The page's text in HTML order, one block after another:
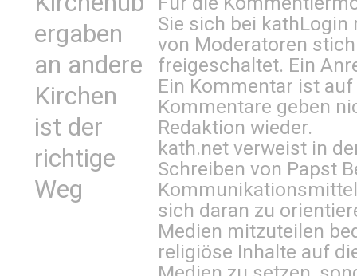
ergaben
an andere
Kirchen
ist der
richtige
Weg
Sie sich bei kathLogin
von Moderatoren
freigeschaltet. Ein
Ein Kommentar ist
Kommentare geben
Redaktion wieder.
kath.net verweist in
Schreiben von Papst
sich daran zu
Medien mitzuteilen
religiöse Inhalte auf